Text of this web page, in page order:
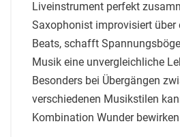
Liveinstrument perfekt
Saxophonist improvisiert über
Beats, schafft
Musik eine unvergleichliche
Besonders bei Übergängen
verschiedenen Musikstilen
Kombination Wunder